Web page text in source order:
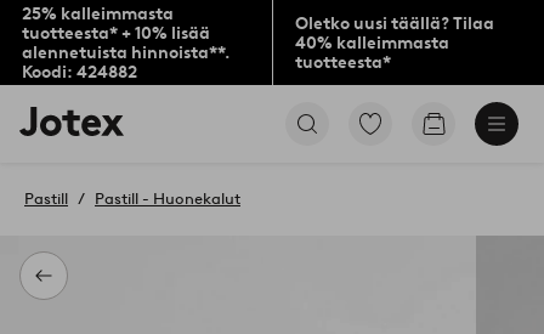
25% kalleimmasta
tuotteesta* + 10% lisää
alennetuista hinnoista**.
Koodi: 424882
Oletko uusi täällä? Tilaa
40% kalleimmasta
tuotteesta*
Jotex-
logo
aloitussivulle
Siirry
Siirry
Takaisin
Pastill Pastill - Huonekalut